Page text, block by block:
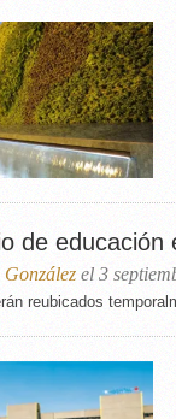
de
González el 3
reubicados